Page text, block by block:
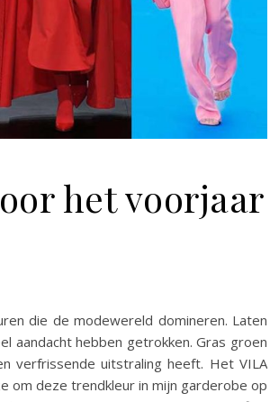
het voorjaar
die de modewereld domineren. Laten
aandacht hebben getrokken. Gras groen
verfrissende uitstraling heeft. Het VILA
om deze trendkleur in mijn garderobe op